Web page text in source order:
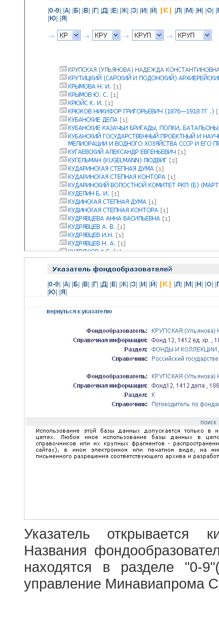
Указатель открывается
Названия
находятся в разделе "0-
управление Минавиапрома